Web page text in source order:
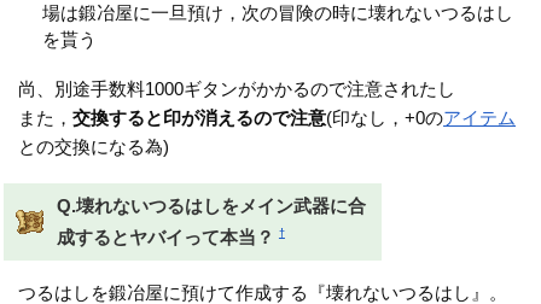
場は鍛冶屋に一旦預け，次の冒険の時に壊れないつるはし
を貰う
尚、別途手数料1000ギタンがかかるので注意されたし
また，交換すると印が消えるので注意(印なし，+0のアイテム
との交換になる為)
Q.壊れないつるはしをメイン武器に合
成するとヤバイって本当？
†
つるはしを鍛冶屋に預けて作成する『壊れないつるはし』。